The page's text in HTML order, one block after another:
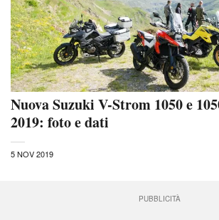
Nuova Suzuki V-Strom 1050 e
2019: foto e dati
5 NOV 2019
PUBBLICITÀ